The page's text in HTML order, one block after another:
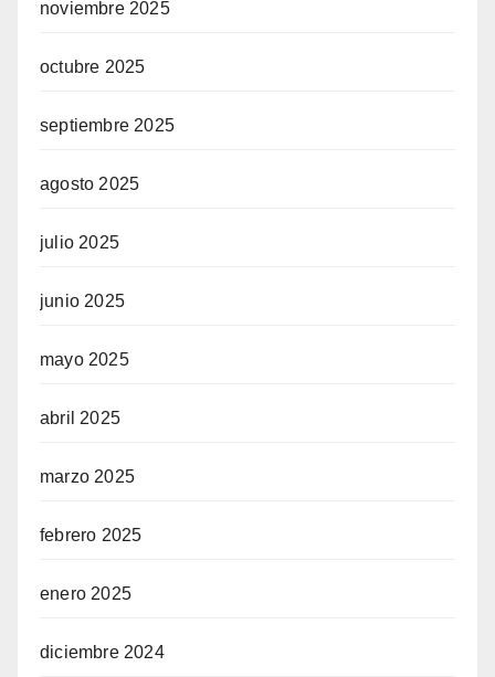
noviembre 2025
octubre 2025
septiembre 2025
agosto 2025
julio 2025
junio 2025
mayo 2025
abril 2025
marzo 2025
febrero 2025
enero 2025
diciembre 2024